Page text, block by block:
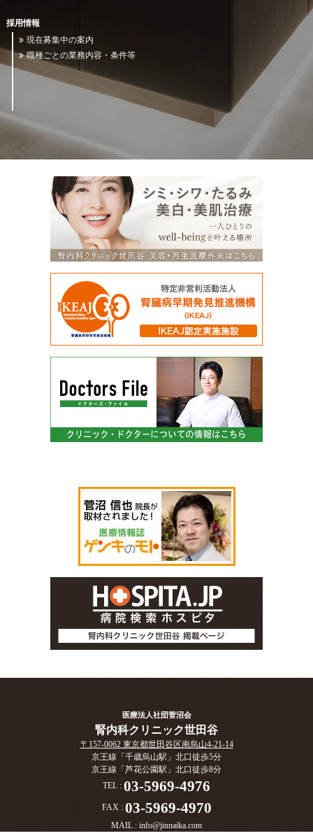
採用情報
現在募集中の案内
職種ごとの業務内容・条件等
医療法人社団菅沼会
腎内科クリニック世田谷
〒157-0062 東京都世田谷区南烏山4-21-14
京王線「千歳烏山駅」北口徒歩5分
京王線「芦花公園駅」北口徒歩8分
TEL : 03-5969-4976
FAX : 03-5969-4970
MAIL : info@jinnaika.com